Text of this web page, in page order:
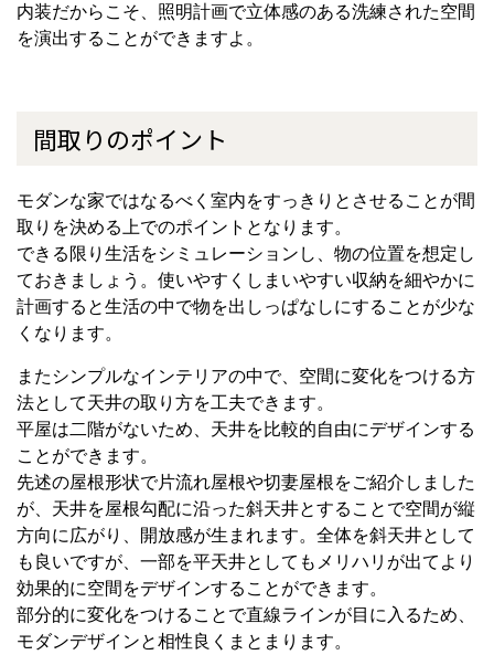
内装だからこそ、照明計画で立体感のある洗練された空間
を演出することができますよ。
間取りのポイント
モダンな家ではなるべく室内をすっきりとさせることが間
取りを決める上でのポイントとなります。
できる限り生活をシミュレーションし、物の位置を想定し
ておきましょう。使いやすくしまいやすい収納を細やかに
計画すると生活の中で物を出しっぱなしにすることが少な
くなります。
またシンプルなインテリアの中で、空間に変化をつける方
法として天井の取り方を工夫できます。
平屋は二階がないため、天井を比較的自由にデザインする
ことができます。
先述の屋根形状で片流れ屋根や切妻屋根をご紹介しました
が、天井を屋根勾配に沿った斜天井とすることで空間が縦
方向に広がり、開放感が生まれます。全体を斜天井として
も良いですが、一部を平天井としてもメリハリが出てより
効果的に空間をデザインすることができます。
部分的に変化をつけることで直線ラインが目に入るため、
モダンデザインと相性良くまとまります。